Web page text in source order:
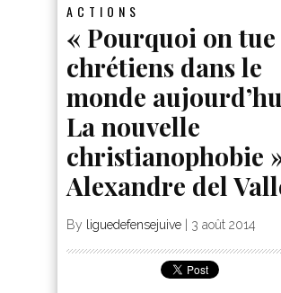
ACTIONS
« Pourquoi on tue
chrétiens dans le
monde
La nouvelle
christianophobie
Alexandre del
By liguedefensejuive 3 août 2014